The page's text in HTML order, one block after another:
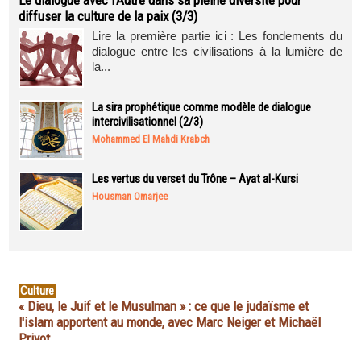
diffuser la culture de la paix (3/3)
Lire la première partie ici : Les fondements du
dialogue entre les civilisations à la lumière de
la...
La sira prophétique comme modèle de dialogue
intercivilisationnel (2/3)
Mohammed El Mahdi Krabch
Les vertus du verset du Trône – Ayat al-Kursi
Housman Omarjee
Culture
« Dieu, le Juif et le Musulman » : ce que le judaïsme et
l'islam apportent au monde, avec Marc Neiger et Michaël